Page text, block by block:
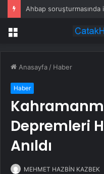
Menü
Anasayfa / Haber
Haber
Depremleri
Anıldı
MEHMET HAZBİN KAZBEK